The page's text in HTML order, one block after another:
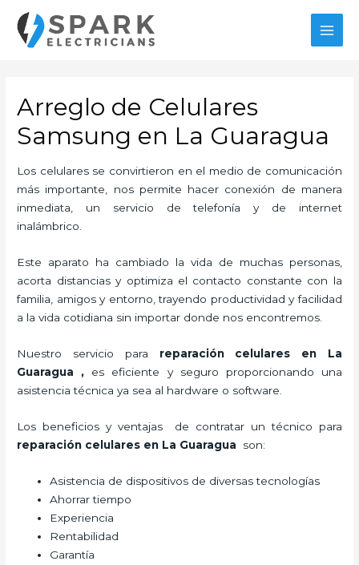
contenido
Arreglo de Celulares
Samsung en La Guaragua
Los celulares se convirtieron en el medio de comunicación
más importante, nos permite hacer conexión de manera
inmediata, un servicio de telefonía y de internet
inalámbrico.
Este aparato ha cambiado la vida de muchas personas,
acorta distancias y optimiza el contacto constante con la
familia, amigos y entorno, trayendo productividad y facilidad
a la vida cotidiana sin importar donde nos encontremos.
Nuestro servicio para reparación celulares
en La
Guaragua
, es eficiente y seguro proporcionando una
asistencia técnica ya sea al hardware o software.
Los beneficios y ventajas de contratar un técnico para
reparación celulares en La Guaragua son:
Asistencia de dispositivos de diversas tecnologías
Ahorrar tiempo
Experiencia
Rentabilidad
Garantía